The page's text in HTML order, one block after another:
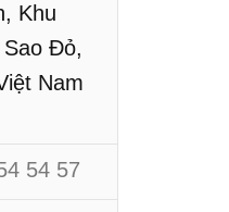
Khu
Đỏ,
Nam
54 57